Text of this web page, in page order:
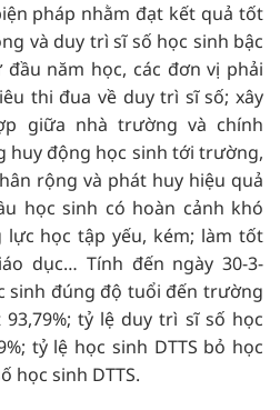
pháp nhằm đạt kết quả tốt
và duy trì sĩ số học sinh bậc
đầu năm học, các đơn vị phải
thi đua về duy trì sĩ số; xây
giữa nhà trường và chính
huy động học sinh tới trường,
rộng và phát huy hiệu quả
học sinh có hoàn cảnh khó
lực học tập yếu, kém; làm tốt
dục… Tính đến ngày 30-3-
sinh đúng độ tuổi đến trường
tỷ lệ duy trì sĩ số học
tỷ lệ học sinh DTTS bỏ học
học sinh DTTS.